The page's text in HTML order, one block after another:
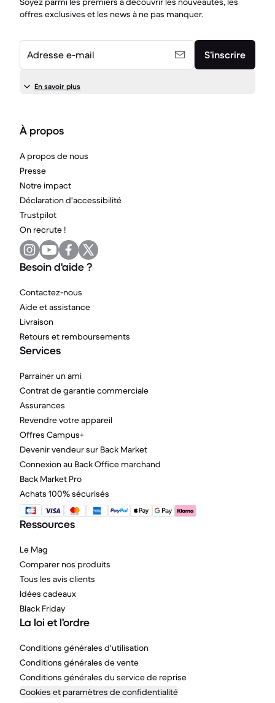
offres exclusives et les news à ne pas manquer.
Adresse e-mail S’inscrire
En savoir plus
À propos
A propos de nous
Presse
Notre impact
Déclaration d'accessibilité
Trustpilot
On recrute !
Besoin d'aide ?
Contactez-nous
Aide et assistance
Livraison
Retours et remboursements
Services
Parrainer un ami
Contrat de garantie commerciale
Assurances
Revendre votre appareil
Offres Campus+
Devenir vendeur sur Back Market
Connexion au Back Office marchand
Back Market Pro
Achats 100% sécurisés
Ressources
Le Mag
Comparer nos produits
Tous les avis clients
Idées cadeaux
Black Friday
La loi et l'ordre
Conditions générales d'utilisation
Conditions générales de vente
Conditions générales du service de reprise
Cookies et paramètres de confidentialité